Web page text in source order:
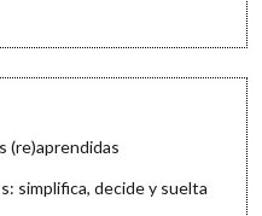
(re)aprendidas
simplifica, decide y suelta